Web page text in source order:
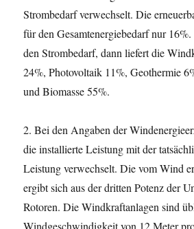
Strombedarf verwechselt. Die
für den Gesamtenergiebedarf nur
den Strombedarf, dann liefert die
24%, Photovoltaik 11%, Geothermie
und Biomasse 55%.
2. Bei den Angaben der
die installierte Leistung mit der
Leistung verwechselt. Die vom Wind
ergibt sich aus der dritten Potenz der
Rotoren. Die Windkraftanlagen sind
Windgeschwindigkeit von 12 Meter